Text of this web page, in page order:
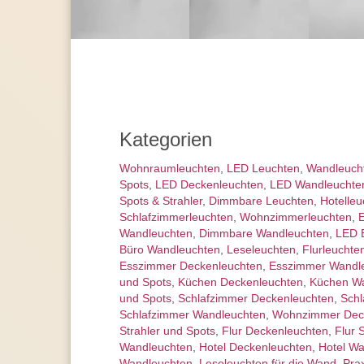
Kategorien
Wohnraum­leuchten, LED Leuchten,
Spots, LED Deckenleuchten, LED
Spots & Strahler, Dimmbare Leuchten,
Schlafzimmer­leuchten, Wohnzimmer­leuchten,
Wandleuchten, Dimmbare Wandleuchten, LED
Büro Wandleuchten, Leseleuchten,
Esszimmer Deckenleuchten, Esszimmer
und Spots, Küchen Deckenleuchten, Küchen
und Spots, Schlafzimmer Deckenleuchten,
Schlafzimmer Wandleuchten, Wohnzimmer
Strahler und Spots, Flur Deckenleuchten, Flur
Wandleuchten, Hotel Deckenleuchten, Hotel